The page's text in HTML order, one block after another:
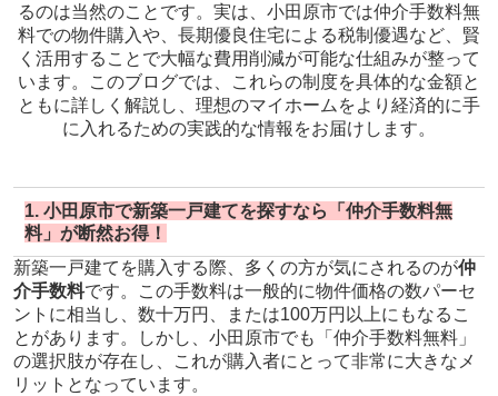
るのは当然のことです。実は、小田原市では仲介手数料無
料での物件購入や、長期優良住宅による税制優遇など、賢
く活用することで大幅な費用削減が可能な仕組みが整って
います。このブログでは、これらの制度を具体的な金額と
ともに詳しく解説し、理想のマイホームをより経済的に手
に入れるための実践的な情報をお届けします。
1. 小田原市で新築一戸建てを探すなら「仲介手数料無
料」が断然お得！
新築一戸建てを購入する際、多くの方が気にされるのが仲
介手数料です。この手数料は一般的に物件価格の数パーセ
ントに相当し、数十万円、または100万円以上にもなるこ
とがあります。しかし、小田原市でも「仲介手数料無料」
の選択肢が存在し、これが購入者にとって非常に大きなメ
リットとなっています。